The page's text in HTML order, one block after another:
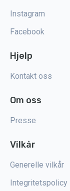
Instagram
Facebook
Hjelp
Kontakt oss
Om oss
Presse
Vilkår
Generelle vilkår
Integritetspolicy